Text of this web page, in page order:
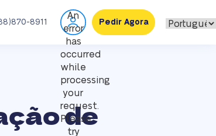
8911
An
error
has
occurred
while
processing
your
request.
Please
try
Pedir Agora
de